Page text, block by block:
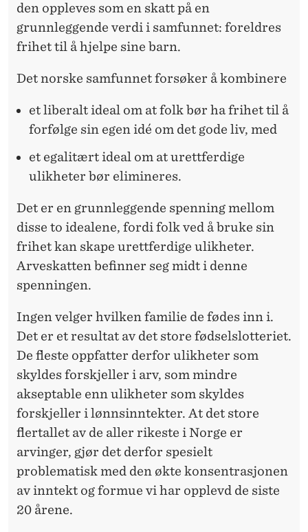
den oppleves som en skatt på en
grunnleggende verdi i samfunnet: foreldres
frihet til å hjelpe sine barn.
Det norske samfunnet forsøker å kombinere
et liberalt ideal om at folk bør ha frihet til å
forfølge sin egen idé om det gode liv, med
et egalitært ideal om at urettferdige
ulikheter bør elimineres.
Det er en grunnleggende spenning mellom
disse to idealene, fordi folk ved å bruke sin
frihet kan skape urettferdige ulikheter.
Arveskatten befinner seg midt i denne
spenningen.
Ingen velger hvilken familie de fødes inn i.
Det er et resultat av det store fødselslotteriet.
De fleste oppfatter derfor ulikheter som
skyldes forskjeller i arv, som mindre
akseptable enn ulikheter som skyldes
forskjeller i lønnsinntekter. At det store
flertallet av de aller rikeste i Norge er
arvinger, gjør det derfor spesielt
problematisk med den økte konsentrasjonen
av inntekt og formue vi har opplevd de siste
20 årene.